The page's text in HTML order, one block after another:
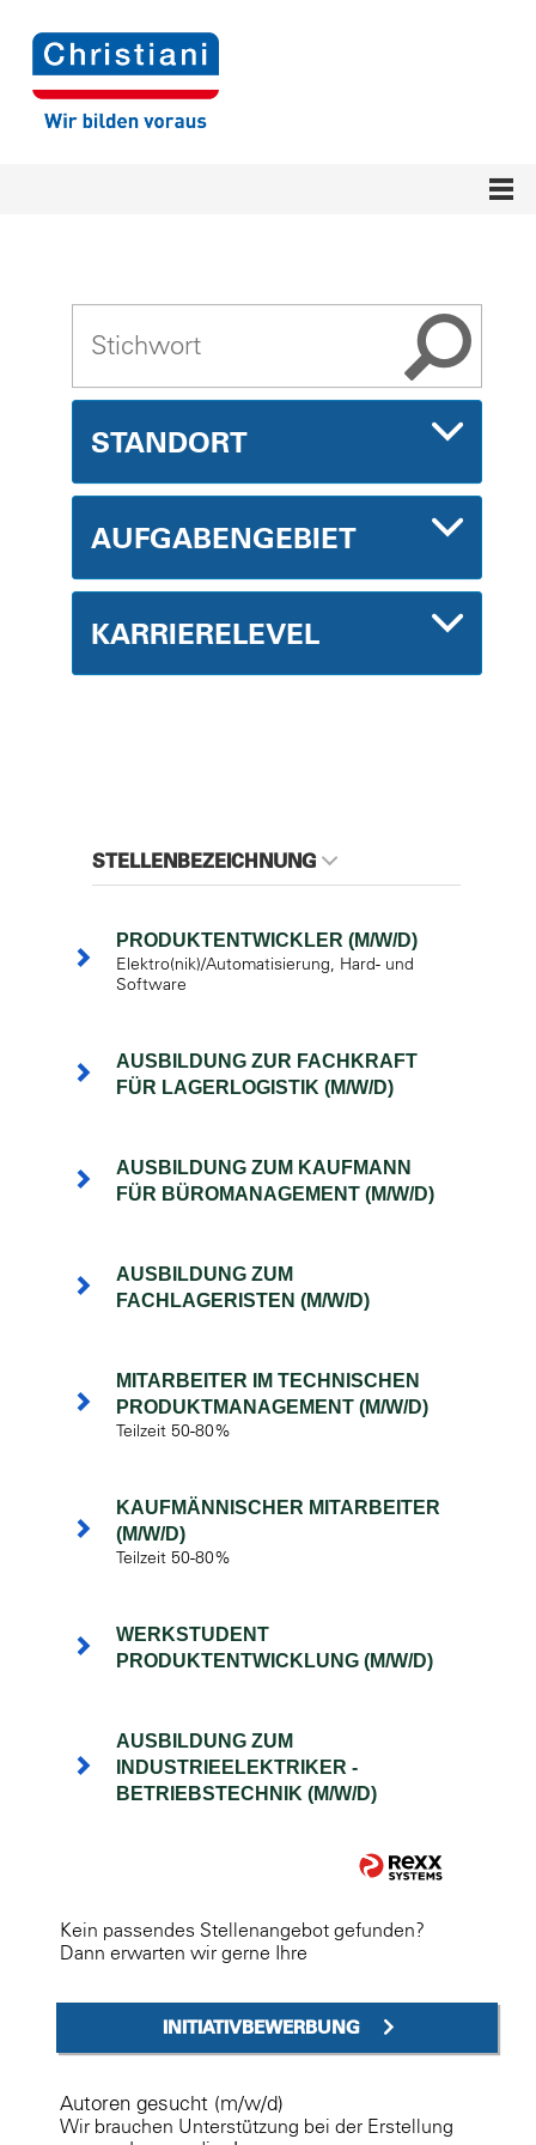
STANDORT
AUFGABENGEBIET
KARRIERELEVEL
STELLENBEZEICHNUNG
PRODUKTENTWICKLER (M/W/D)
Elektro(nik)/Automatisierung, Hard- und
Software
AUSBILDUNG ZUR FACHKRAFT
FÜR LAGERLOGISTIK (M/W/D)
AUSBILDUNG ZUM KAUFMANN
FÜR BÜROMANAGEMENT (M/W/D)
AUSBILDUNG ZUM
FACHLAGERISTEN (M/W/D)
MITARBEITER IM TECHNISCHEN
PRODUKTMANAGEMENT (M/W/D)
Teilzeit 50-80%
KAUFMÄNNISCHER MITARBEITER
(M/W/D)
Teilzeit 50-80%
WERKSTUDENT
PRODUKTENTWICKLUNG (M/W/D)
AUSBILDUNG ZUM
INDUSTRIEELEKTRIKER -
BETRIEBSTECHNIK (M/W/D)
Kein passendes Stellenangebot gefunden?
Dann erwarten wir gerne Ihre
INITIATIVBEWERBUNG
Autoren gesucht (m/w/d)
Wir brauchen Unterstützung bei der Erstellung